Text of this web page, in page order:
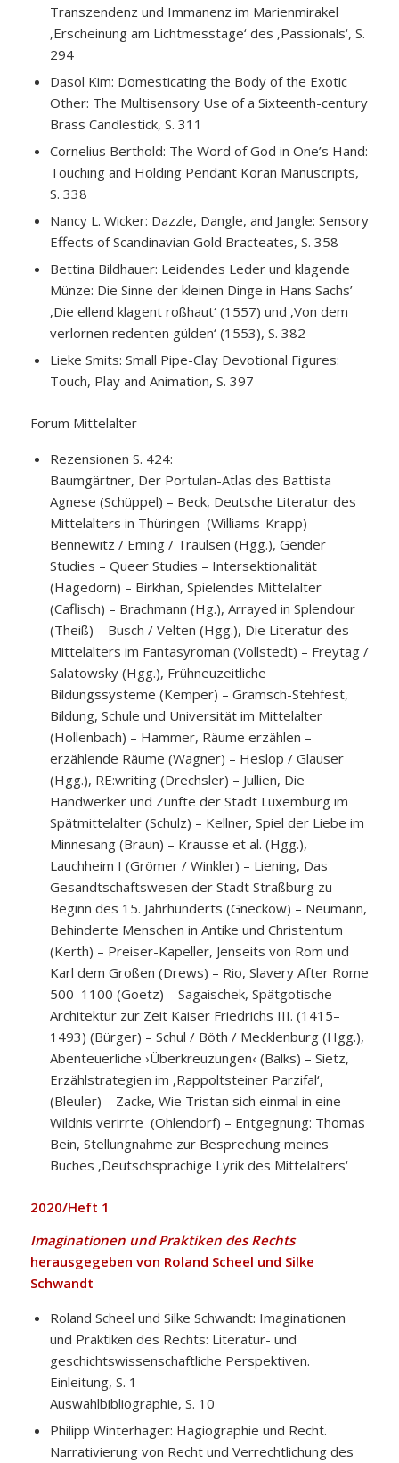
Transzendenz und Immanenz im Marienmirakel
‚Erscheinung am Lichtmesstage‘ des ‚Passionals‘, S.
294
Dasol Kim: Domesticating the Body of the Exotic
Other: The Multisensory Use of a Sixteenth-century
Brass Candlestick, S. 311
Cornelius Berthold: The Word of God in One’s Hand:
Touching and Holding Pendant Koran Manuscripts,
S. 338
Nancy L. Wicker: Dazzle, Dangle, and Jangle: Sensory
Effects of Scandinavian Gold Bracteates, S. 358
Bettina Bildhauer: Leidendes Leder und klagende
Münze: Die Sinne der kleinen Dinge in Hans Sachs’
‚Die ellend klagent roßhaut‘ (1557) und ‚Von dem
verlornen redenten gülden‘ (1553), S. 382
Lieke Smits: Small Pipe-Clay Devotional Figures:
Touch, Play and Animation, S. 397
Forum Mittelalter
Rezensionen S. 424:
Baumgärtner, Der Portulan-Atlas des Battista
Agnese (Schüppel) – Beck, Deutsche Literatur des
Mittelalters in Thüringen (Williams-Krapp) –
Bennewitz / Eming / Traulsen (Hgg.), Gender
Studies – Queer Studies – Intersektionalität
(Hagedorn) – Birkhan, Spielendes Mittelalter
(Caflisch) – Brachmann (Hg.), Arrayed in Splendour
(Theiß) – Busch / Velten (Hgg.), Die Literatur des
Mittelalters im Fantasyroman (Vollstedt) – Freytag /
Salatowsky (Hgg.), Frühneuzeitliche
Bildungssysteme (Kemper) – Gramsch-Stehfest,
Bildung, Schule und Universität im Mittelalter
(Hollenbach) – Hammer, Räume erzählen –
erzählende Räume (Wagner) – Heslop / Glauser
(Hgg.), RE:writing (Drechsler) – Jullien, Die
Handwerker und Zünfte der Stadt Luxemburg im
Spätmittelalter (Schulz) – Kellner, Spiel der Liebe im
Minnesang (Braun) – Krausse et al. (Hgg.),
Lauchheim I (Grömer / Winkler) – Liening, Das
Gesandtschaftswesen der Stadt Straßburg zu
Beginn des 15. Jahrhunderts (Gneckow) – Neumann,
Behinderte Menschen in Antike und Christentum
(Kerth) – Preiser-Kapeller, Jenseits von Rom und
Karl dem Großen (Drews) – Rio, Slavery After Rome
500–1100 (Goetz) – Sagaischek, Spätgotische
Architektur zur Zeit Kaiser Friedrichs III. (1415–
1493) (Bürger) – Schul / Böth / Mecklenburg (Hgg.),
Abenteuerliche ›Überkreuzungen‹ (Balks) – Sietz,
Erzählstrategien im ‚Rappoltsteiner Parzifal‘,
(Bleuler) – Zacke, Wie Tristan sich einmal in eine
Wildnis verirrte (Ohlendorf) – Entgegnung: Thomas
Bein, Stellungnahme zur Besprechung meines
Buches ‚Deutschsprachige Lyrik des Mittelalters‘
2020/Heft 1
Imaginationen und Praktiken des Rechts
herausgegeben von Roland Scheel und Silke
Schwandt
Roland Scheel und Silke Schwandt: Imaginationen
und Praktiken des Rechts: Literatur- und
geschichtswissenschaftliche Perspektiven.
Einleitung, S. 1
Auswahlbibliographie, S. 10
Philipp Winterhager: Hagiographie und Recht.
Narrativierung von Recht und Verrechtlichung des